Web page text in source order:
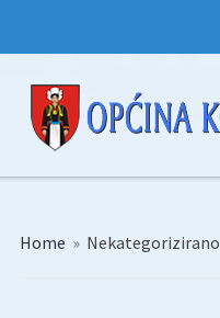
Home » Nekategorizirano